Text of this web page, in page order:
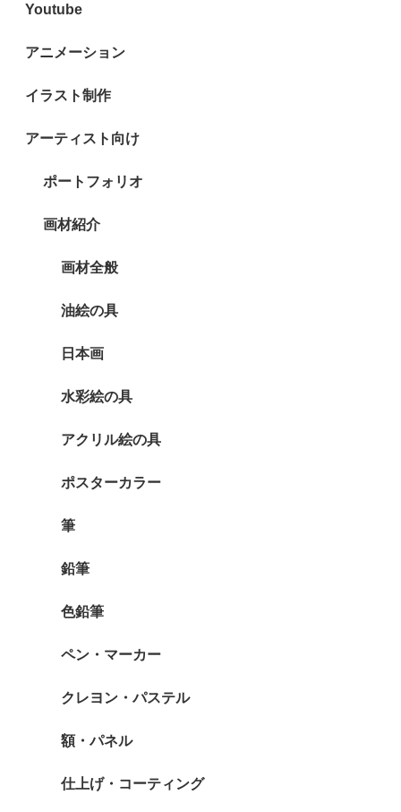
Youtube
アニメーション
イラスト制作
アーティスト向け
ポートフォリオ
画材紹介
画材全般
油絵の具
日本画
水彩絵の具
アクリル絵の具
ポスターカラー
筆
鉛筆
色鉛筆
ペン・マーカー
クレヨン・パステル
額・パネル
仕上げ・コーティング